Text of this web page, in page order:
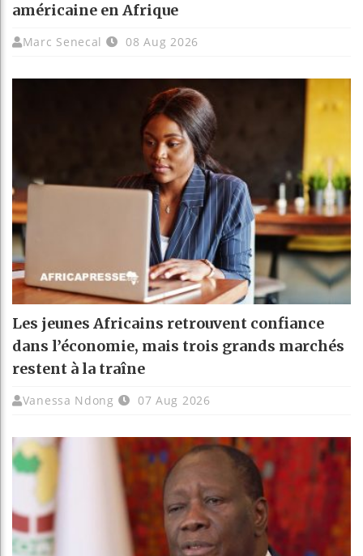
américaine en Afrique
Marc Senecal 08 Aug 2026
Les jeunes Africains retrouvent confiance
dans l’économie, mais trois grands marchés
restent à la traîne
Vanessa Ndong 07 Aug 2026